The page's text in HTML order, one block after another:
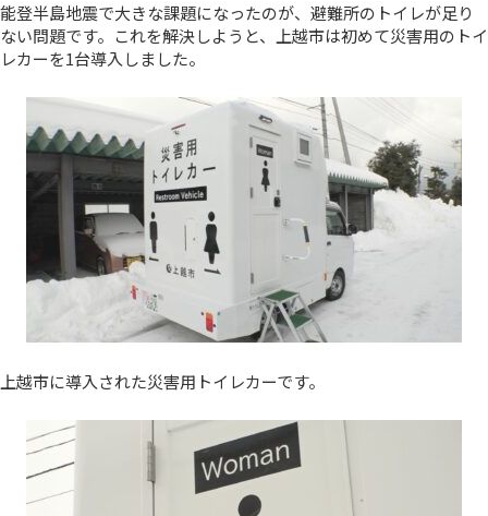
能登半島地震で大きな課題になったのが、避難所のトイレが足り
ない問題です。これを解決しようと、上越市は初めて災害用のトイ
レカーを1台導入しました。
上越市に導入された災害用トイレカーです。